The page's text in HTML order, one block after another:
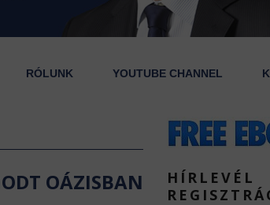
RÓLUNK YOUTUBE CHANNEL
OÁZISBAN
HÍRLEVÉL